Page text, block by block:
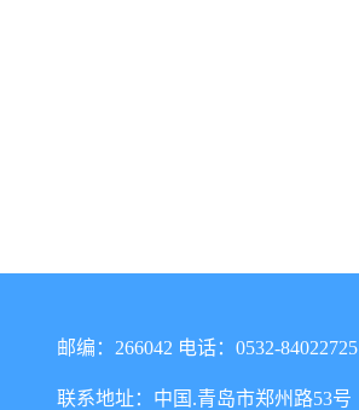
邮编：266042 电话：0532-84022725
联系地址：中国.青岛市郑州路53号